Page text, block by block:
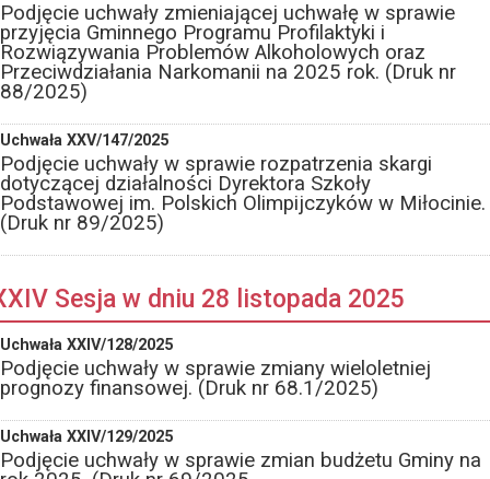
Podjęcie uchwały zmieniającej uchwałę w sprawie
przyjęcia Gminnego Programu Profilaktyki i
Rozwiązywania Problemów Alkoholowych oraz
Przeciwdziałania Narkomanii na 2025 rok. (Druk nr
88/2025)
Uchwała XXV/147/2025
Podjęcie uchwały w sprawie rozpatrzenia skargi
dotyczącej działalności Dyrektora Szkoły
Podstawowej im. Polskich Olimpijczyków w Miłocinie.
(Druk nr 89/2025)
Sesja w dniu 28 listopada 2025
Uchwała XXIV/128/2025
Podjęcie uchwały w sprawie zmiany wieloletniej
prognozy finansowej. (Druk nr 68.1/2025)
Uchwała XXIV/129/2025
Podjęcie uchwały w sprawie zmian budżetu Gminy na